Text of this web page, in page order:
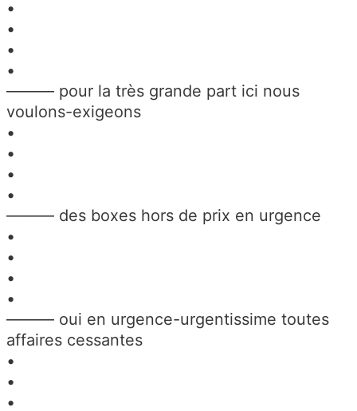
•
•
•
•
——— pour la très grande part ici nous
voulons-exigeons
•
•
•
•
——— des boxes hors de prix en urgence
•
•
•
•
——— oui en urgence-urgentissime toutes
affaires cessantes
•
•
•